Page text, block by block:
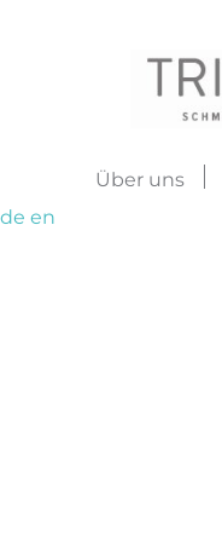
Über uns
de en